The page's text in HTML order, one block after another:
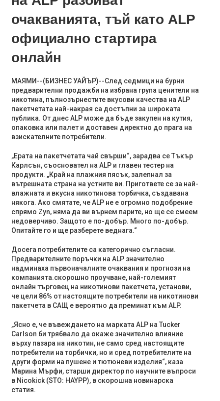
очакванията, тъй като ALP
официално стартира
онлайн
МАЯМИ--(БИЗНЕС УАЙЪР)--След седмици на бурни
предварителни продажби на избрана група ценители на
никотина, пълнозърнестите вкусови качества на ALP
пакетчетата най-накрая са достъпни за широката
публика. От днес ALP може да бъде закупен на кутия,
опаковка или палет и доставен директно до прага на
взискателните потребители.
„Ерата на пакетчетата чай свърши“, зарадва се Тъкър
Карлсън, съосновател на ALP и главен тестер на
продукти. „Край на плажния пясък, залепнал за
вътрешната страна на устните ви. Пригответе се за най-
влажната и вкусна никотинова торбичка, създавана
някога. Ако смятате, че ALP не е огромно подобрение
спрямо Zyn, няма да ви върнем парите, но ще се смеем
недоверчиво. Защото е по-добър. Много по-добър.
Опитайте го и ще разберете веднага.“
Досега потребителите са категорично съгласни.
Предварителните поръчки на ALP значително
надминаха първоначалните очаквания и прогнози на
компанията.скорошно проучване, най-големият
онлайн търговец на никотинови пакетчета, установи,
че цели 86% от настоящите потребители на никотинови
пакетчета в САЩ е вероятно да преминат към ALP.
„Ясно е, че въвеждането на марката ALP на Tucker
Carlson би трябвало да окаже значително влияние
върху пазара на никотин, не само сред настоящите
потребители на торбички, но и сред потребителите на
други форми на пушене и тютюневи изделия“, каза
Марина Мърфи, старши директор по научните въпроси
в Nicokick (STO: HAYPP), в скорошна новинарска
статия.